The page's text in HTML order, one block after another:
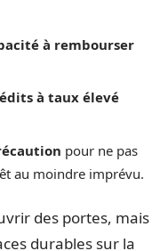
à rembourser
à taux élevé
pour ne pas
au moindre imprévu.
des portes, mais
durables sur la